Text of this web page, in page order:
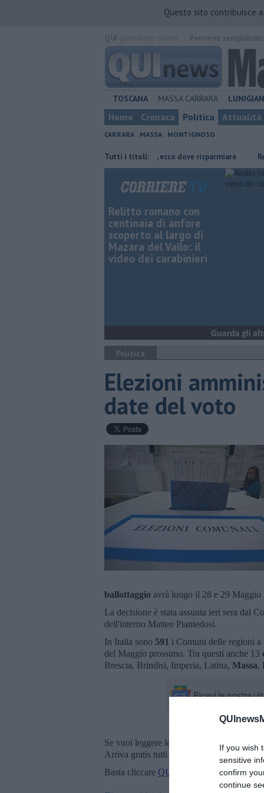
If you wish
sensitive
confirm
continue
Questo sito contribuisce
TOSCANA MASSA CARRARA
Home Cronaca Politica Attualità
CARRARA MASSA MONTIGNOSO
Tutti i titoli:
​Benzina, gasolio, gpl, ecco dove risparmiare
Relitto romano con
centinaia di anfore
scoperto al largo di
Mazara del Vallo: il
video dei carabinieri
Politica
Elezioni
date del voto
ballottaggio avrà luogo il 28 e 29 Maggio
La decisione è stata assunta ieri sera dal
dell'interno Matteo Piantedosi.
In Italia sono 591 i Comuni delle regioni a
del Maggio prossimo. Tra questi anche 13
Brescia, Brindisi, Imperia, Latina, Massa,
Se vuoi leggere le notizie principali della
Arriva gratis tutti i giorni alle 20:00
Basta cliccare QUI